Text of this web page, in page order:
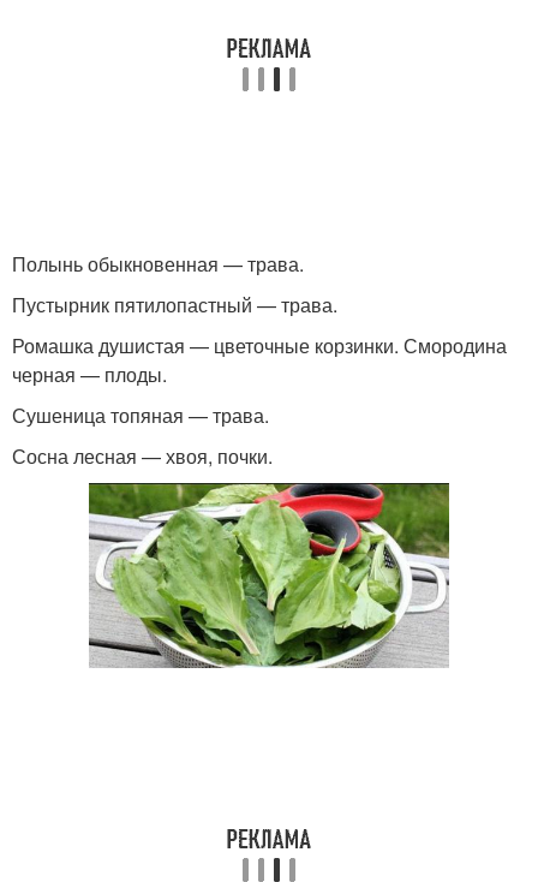
Полынь обыкновенная — трава.
Пустырник пятилопастный — трава.
Ромашка душистая — цветочные корзинки. Смородина
черная — плоды.
Сушеница топяная — трава.
Сосна лесная — хвоя, почки.